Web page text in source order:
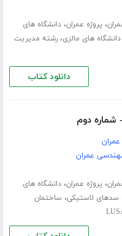
، پروژه عمران،دانشگاه های
دانشگاه های مالزی،رشته مدیریت
دانلود کتاب
شماره دوم
عمران
، پروژه عمران،دانشگاه های
سدهای لاستیکی، ساختمان